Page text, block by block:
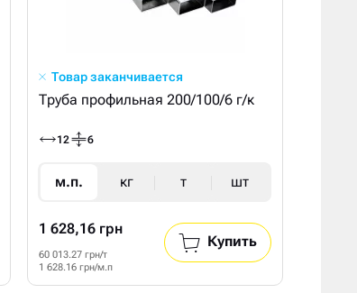
Товар заканчивается
Труба профильная 200/100/6 г/к
12 6
м.п. кг т шт
1 628,16 грн
60 013.27 грн/т
1 628.16 грн/м.п
Купить